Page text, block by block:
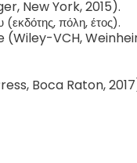
New York, 2015).
(εκδότης, πόλη, έτος).
(Wiley-VCH,
Boca Raton,